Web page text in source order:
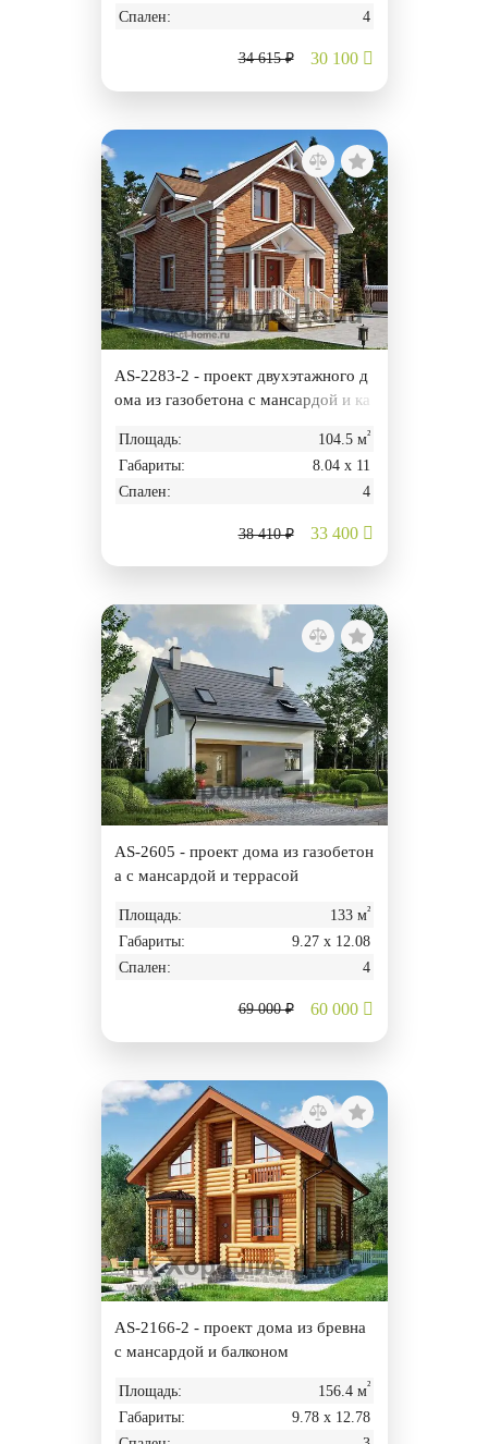
Спален:
4
34 615 ₽ 30 100
AS-2283-2 - проект двухэтажного д
ома из газобетона с мансардой и ка
Площадь: 104.5 м²
Габариты:
8.04 х 11
Спален:
4
38 410 ₽ 33 400
AS-2605 - проект дома из газобетон
а с мансардой и террасой
Площадь: 133 м²
Габариты:
9.27 х 12.08
Спален:
4
69 000 ₽ 60 000
AS-2166-2 - проект дома из бревна
с мансардой и балконом
Площадь: 156.4 м²
Габариты:
9.78 х 12.78